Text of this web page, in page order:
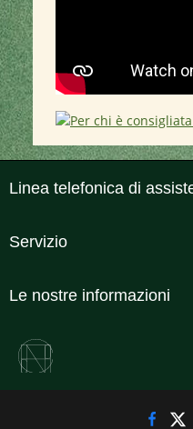
Linea telefonica di
Servizio
Le nostre informazioni